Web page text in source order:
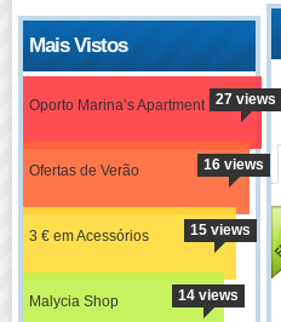
Mais Vistos
Oporto Marina’s Apartment 27 views
Ofertas de Verão 16 views
3 € em Acessórios 15 views
Malycia Shop 14 views